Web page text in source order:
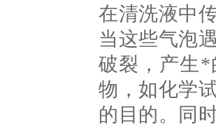
在清洗液中
当这些气泡
破裂，产生*
物，如化学
的目的。同